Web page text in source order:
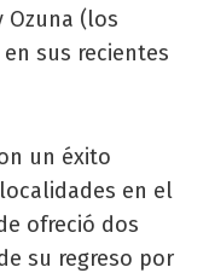
Ozuna (los
sus recientes
un éxito
en el
ofreció dos
su regreso por